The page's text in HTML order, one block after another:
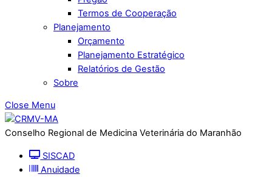
Termos de Cooperação
Planejamento
Orçamento
Planejamento Estratégico
Relatórios de Gestão
Sobre
Close Menu
Conselho Regional de Medicina Veterinária do Maranhão
SISCAD
Anuidade